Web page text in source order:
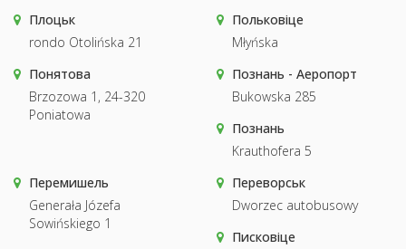
Плоцьк
rondo Otolińska 21
Польковіце
Młyńska
Понятова
Brzozowa 1, 24-320
Poniatowa
Познань - Аеропорт
Bukowska 285
Познань
Krauthofera 5
Перемишель
Generała Józefa
Sowińskiego 1
Переворськ
Dworzec autobusowy
Писковіце